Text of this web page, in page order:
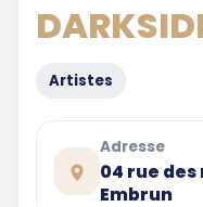
Artistes
Adresse
04 rue
Embrun